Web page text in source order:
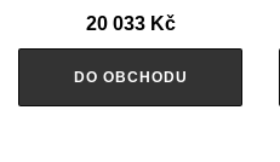
20 033 Kč
DO OBCHODU